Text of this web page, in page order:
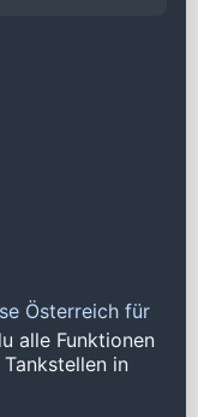
Österreich für
alle Funktionen
in